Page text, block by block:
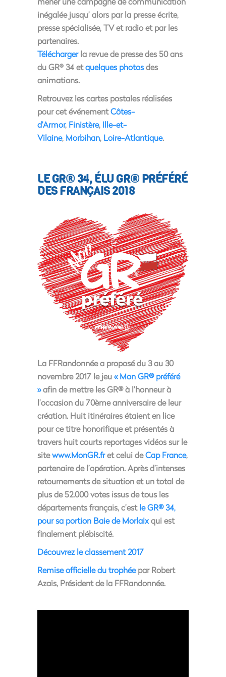
inégalée jusqu’ alors par la presse écrite,
presse spécialisée, TV et radio et par les
partenaires.
Téléchargerla revue de presse des 50 ans
du GR® 34 etquelques photosdes
animations.
Retrouvez les cartes postales réalisées
pour cet événementCôtes-
d’Armor, Finistère, Ille-et-
Vilaine, Morbihan, Loire-Atlantique.
LE GR® 34, ÉLU GR® PRÉFÉRÉ
DES FRANÇAIS 2018
La FFRandonnée a proposé du 3 au 30
novembre 2017 le jeu« Mon GR® préféré
»afin de mettre les GR® à l’honneur à
l’occasion du 70ème anniversaire de leur
création. Huit itinéraires étaient en lice
pour ce titre honorifique et présentés à
travers huit courts reportages vidéos sur le
sitewww.MonGR.fret celui deCap France,
partenaire de l’opération. Après d’intenses
retournements de situation et un total de
plus de 52.000 votes issus de tous les
départements français, c’estle GR® 34,
pour sa portion Baie de Morlaixqui est
finalement plébiscité.
Découvrez le classement 2017
Remise officielle du trophéepar Robert
Azaïs, Président de la FFRandonnée.